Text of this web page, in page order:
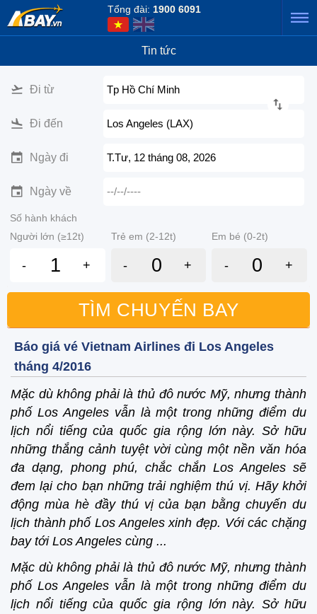
Tổng đài: 1900 6091
Tin tức
Đi từ Tp Hồ Chí Minh
Đi đến Los Angeles (LAX)
Ngày đi T.Tư, 12 tháng 08, 2026
Ngày về --/--/----
Số hành khách
Người lớn (≥12t)
Trẻ em (2-12t) Em bé (0-2t)
- + - + - +
TÌM CHUYẾN BAY
Báo giá vé Vietnam Airlines đi Los Angeles
tháng 4/2016
Mặc dù không phải là thủ đô nước Mỹ, nhưng thành
phố Los Angeles vẫn là một trong những điểm du
lịch nổi tiếng của quốc gia rộng lớn này. Sở hữu
những thắng cảnh tuyệt vời cùng một nền văn hóa
đa dạng, phong phú, chắc chắn Los Angeles sẽ
đem lại cho bạn những trải nghiệm thú vị. Hãy khởi
động mùa hè đầy thú vị của bạn bằng chuyến du
lịch thành phố Los Angeles xinh đẹp. Với các chặng
bay tới Los Angeles cùng ...
Mặc dù không phải là thủ đô nước Mỹ, nhưng thành
phố Los Angeles vẫn là một trong những điểm du
lịch nổi tiếng của quốc gia rộng lớn này. Sở hữu